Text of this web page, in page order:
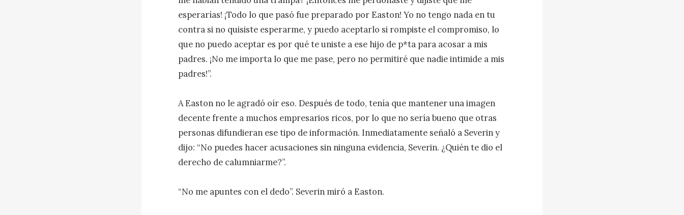
esperarías! ¡Todo lo que pasó fue preparado por Easton! Yo no tengo nada en tu
contra si no quisiste esperarme, y puedo aceptarlo si rompiste el compromiso, lo
que no puedo aceptar es por qué te uniste a ese hijo de p*ta para acosar a mis
padres. ¡No me importa lo que me pase, pero no permitiré que nadie intimide a mis
padres!”.
A Easton no le agradó oír eso. Después de todo, tenía que mantener una imagen
decente frente a muchos empresarios ricos, por lo que no sería bueno que otras
personas difundieran ese tipo de información. Inmediatamente señaló a Severin y
dijo: “No puedes hacer acusaciones sin ninguna evidencia, Severin. ¿Quién te dio el
derecho de calumniarme?”.
“No me apuntes con el dedo”. Severin miró a Easton.